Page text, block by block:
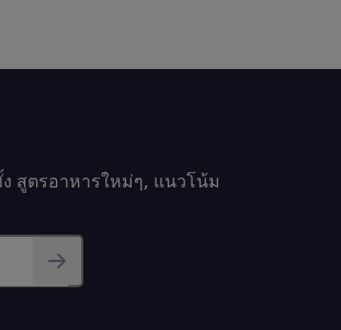
ลน์ของร้าน
สูตรอาหารใหม่ๆ, แนวโน้ม